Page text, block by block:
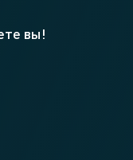
вы!